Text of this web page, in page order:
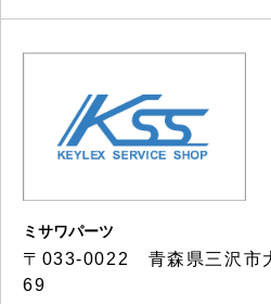
ミサワパーツ
〒033-0022 青森県三沢市
69